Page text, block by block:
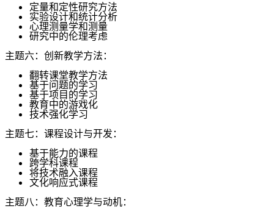
定量和定性研究方法
实验设计和统计分析
心理测量学和测量
研究中的伦理考虑
主题六：创新教学方法：
翻转课堂教学方法
基于问题的学习
基于项目的学习
教育中的游戏化
技术强化学习
主题七：课程设计与开发：
基于能力的课程
跨学科课程
将技术融入课程
文化响应式课程
主题八：教育心理学与动机：